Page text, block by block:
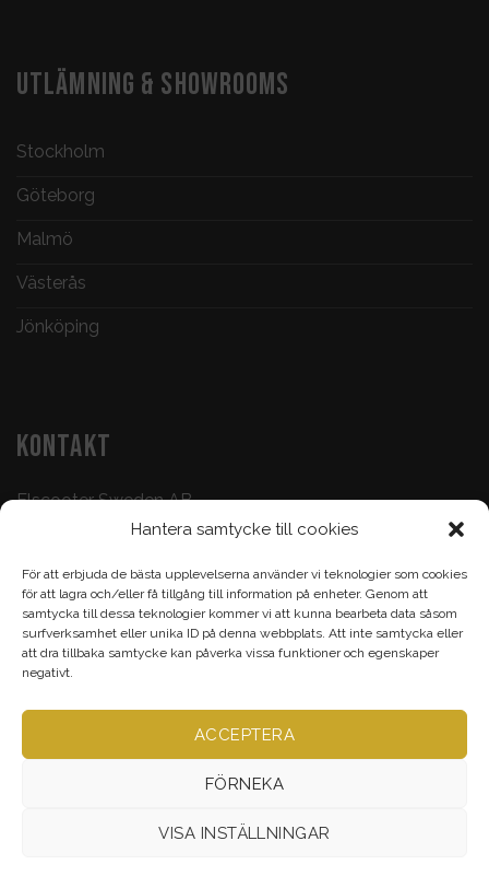
Hantera samtycke till cookies
För att erbjuda de bästa upplevelserna använder vi teknologier som cookies
för att lagra och/eller få tillgång till information på enheter. Genom att
samtycka till dessa teknologier kommer vi att kunna bearbeta data såsom
surfverksamhet eller unika ID på denna webbplats. Att inte samtycka eller
att dra tillbaka samtycke kan påverka vissa funktioner och egenskaper
negativt.
ACCEPTERA
FÖRNEKA
VISA INSTÄLLNINGAR
UTLÄMNING & SHOWROOMS
Stockholm
Göteborg
Malmö
Västerås
Jönköping
KONTAKT
Elscooter Sweden AB
073-500 47 72
Köp & Frågor: 070-395 17 93
Epost:
info@elscootersweden.com
Brunnsgatan 7, Jönköping
Alla rättigheter bevarade ©Elscootersweden.com2026
TILLBEHÖR & RESERVDELAR ELCYKEL